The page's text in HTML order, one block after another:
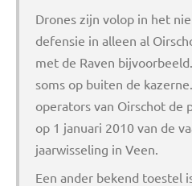
Drones zijn volop in het
defensie in alleen al
met de Raven
soms op buiten de
operators van Oirschot de
op 1 januari 2010 van de
jaarwisseling in Veen.
Een ander bekend toestel